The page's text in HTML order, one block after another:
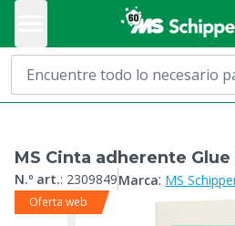
MS Cinta adherente Glue
N.º art.: 2309849Marca: MS
Oferta web